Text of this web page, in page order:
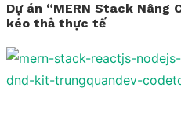
Dự án “MERN Stack Nâng
kéo thả thực tế